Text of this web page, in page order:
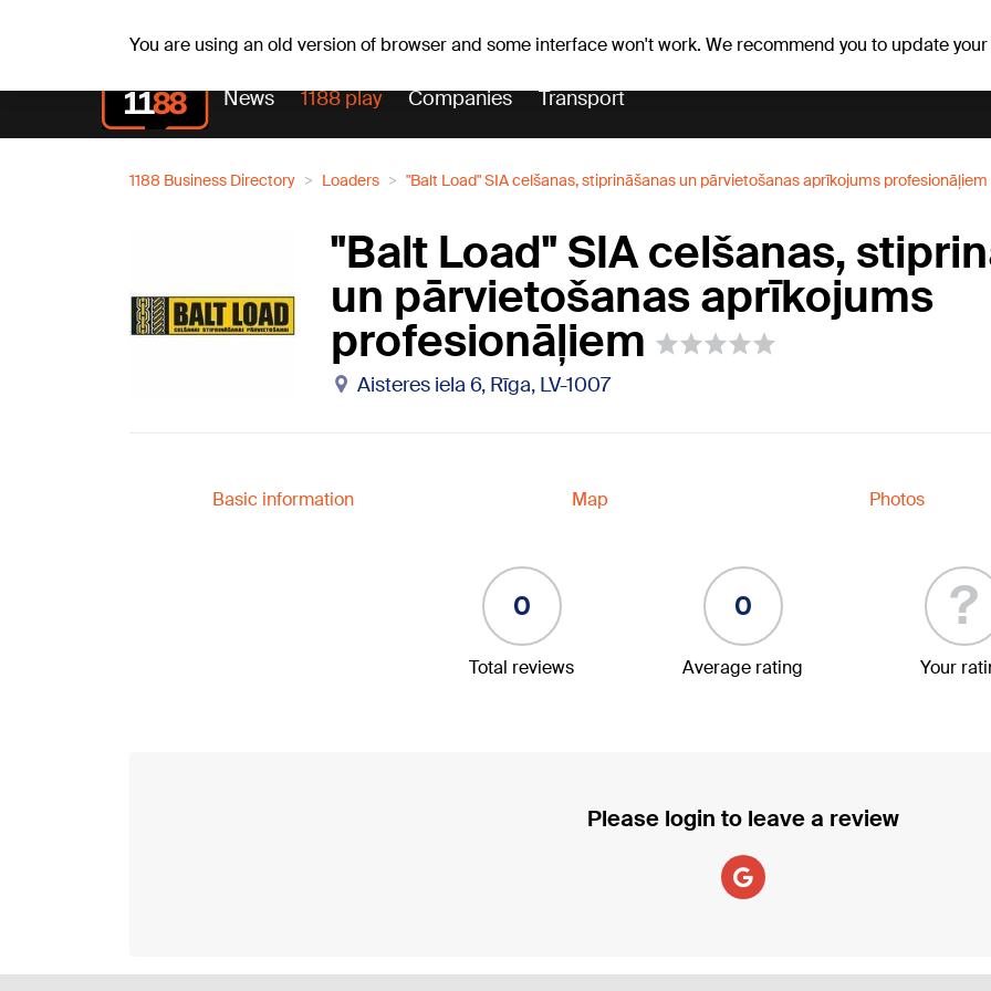
You are using an old version of browser and some interface won't work. We recommend you to update
News 1188 play Companies Transport
1188 Business Directory Loaders "Balt Load" SIA celšanas, stiprināšanas un pārvietošanas aprīkojums profesionāļiem
"Balt Load" SIA celšanas,
un pārvietošanas aprīkojums
profesionāļiem
Aisteres iela 6, Rīga, LV-1007
Basic information Map Photos
0
Total reviews
0
Average rating
?
Your
Please login to leave a review